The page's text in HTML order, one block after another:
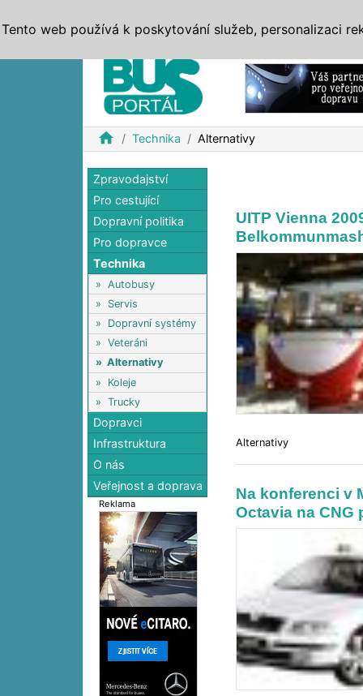
home Technika Alternativy
Zpravodajství
Pro cestující
Dopravní politika
Pro dopravce
Technika
» Autobusy
» Servis
» Dopravní systémy
» Veteráni
» Alternativy
» Koleje
» Trucky
Dopravci
Infrastruktura
O nás
Veřejnost a doprava
Reklama
UITP Vienna
Alternativy
Na konferenci v
Octavia na CNG
Tento web používá k poskytování služeb, personalizaci